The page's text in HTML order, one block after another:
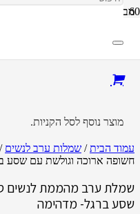
מוצר נוסף לסל הקניות.
מבצע!
עמוד הבית/ שמלות ערב לנשים
חשופה ארוכה וגולשת עם שסע
שמלת ערב מהממת לנשים
שסע ברגל- מדהימה